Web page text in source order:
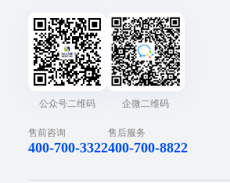
公众号二维码 企微二维码
售前咨询
400-700-3322
售后服务
400-700-8822